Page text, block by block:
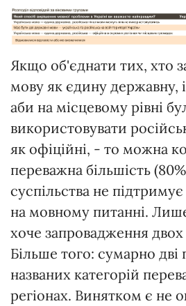
Якщо об'єднати тих, хто
мову як єдину державну,
аби на місцевому рівні
використовувати
як офіційні, - то можна
переважна більшість
суспільства не
на мовному питанні.
хоче запровадження
Більше того: сумарно дві
названих категорій
регіонах. Винятком є не